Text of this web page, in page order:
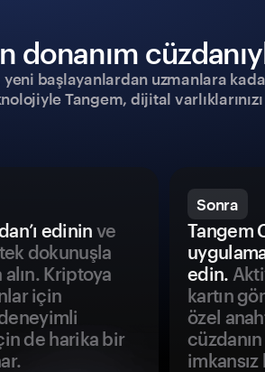
donanım
başlayanlardan uzmanlara
Tangem, dijital
edinin ve
tek dokunuşla
Kriptoya
için
de harika bir
Sonra
Tangem
edin.
kartın
özel